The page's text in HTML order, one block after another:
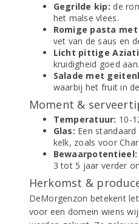
Gegrilde kip: de
het malse vlees.
Romige pasta
vet van de saus en
Licht pittige
kruidigheid goed aan.
Salade met
waarbij het fruit in
Moment &
Temperatuur: 10-
Glas: Een
kelk, zoals voor
Bewaarpotentieel:
3 tot 5 jaar verder
Herkomst &
DeMorgenzon betekent
voor een domein wiens